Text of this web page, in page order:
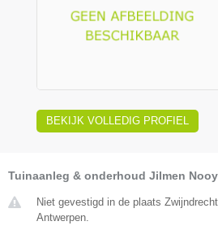
BEKIJK VOLLEDIG PROFIEL
Tuinaanleg & onderhoud Jilmen
Niet gevestigd in de plaats
Antwerpen.